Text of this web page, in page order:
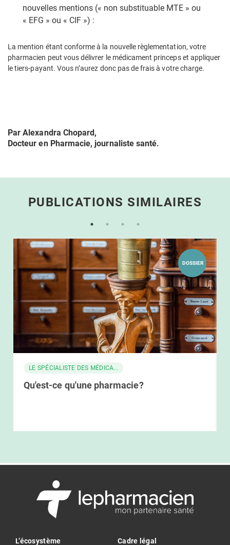
nouvelles mentions (« non substituable MTE » ou
« EFG » ou « CIF ») :
La mention étant conforme à la nouvelle règlementation, votre
pharmacien peut vous délivrer le médicament princeps et appliquer
le tiers-payant. Vous n’aurez donc pas de frais à votre charge.
Par Alexandra Chopard,
Docteur en Pharmacie, journaliste santé.
PUBLICATIONS SIMILAIRES
DOSSIER
LE SPÉCIALISTE DES MÉDICA...
Qu'est-ce qu'une pharmacie?
L’écosystème Cadre légal